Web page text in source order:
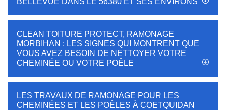
CLEAN TOITURE PROTECT, RAMONAGE
MORBIHAN : LES SIGNES QUI MONTRENT QUE
VOUS AVEZ BESOIN DE NETTOYER VOTRE
CHEMINÉE OU VOTRE POÊLE
LES TRAVAUX DE RAMONAGE POUR LES
CHEMINÉES ET LES POÊLES À COETQUIDAN